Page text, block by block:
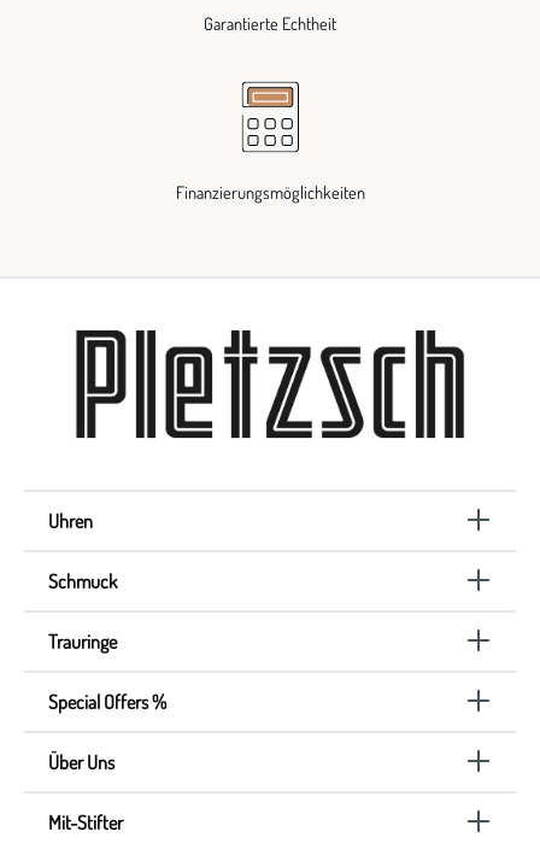
Garantierte Echtheit
Finanzierungsmöglichkeiten
Uhren
Schmuck
Trauringe
Special Offers %
Über Uns
Mit-Stifter